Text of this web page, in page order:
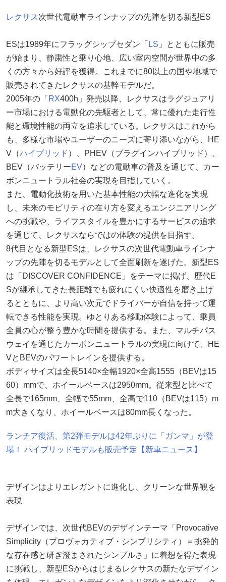
レクサス 次世代電動車ラインナップの先陣を切る新型ES
ESは1989年にフラッグシップセダン「 LS 」とともに販売
が始まり、静粛性と乗り心地、広い室内空間が世界中の多
くの方々から好評を獲得。これまでに80以上の国や地域で
販売されてきたレクサスの基幹モデルだ。
2005年の「 RX400h」発売以降、レクサスはラグジュアリ
ー市場における電動化の先駆者として、常に優れた走行性
能と環境性能の両立を追求している。レクサスはこれから
も、多様な市場やユーザーのニーズに寄り添いながら、HE
V（ハイブリッド ）、PHEV（プラグインハイブリッド）、
BEV（バッテリーEV）などの電動車の普及を通じて、カー
ボンニュートラル社会の実現を目指していく。
また、電動化技術を用いた基本性能の大幅な進化を実現
し、未来のモビリティの在り方を変えるエンジニアリング
への挑戦や、ライフスタイルを豊かにするサービスの追求
を通じて、レクサスならではの体験の提供を目指す。
8代目となる新型ESは、レクサスの次世代電動車ラインナ
ップの先陣を切るモデルとして全面刷新を遂げた。新型ES
は「DISCOVER CONFIDENCE」をテーマに掲げ、歴代E
Sが継承してきた長距離でも疲れにくい快適性を磨き上げ
るとともに、より高い次元でドライバーが自信を持って運
転できる性能を実現。ゆとりある移動体験によって、乗員
全員の心が整う豊かな時間を提供する。また、マルチパス
ウェイを通じたカーボンニュートラルの実現に向けて、HE
VとBEVのパワートレインを提供する。
ボディサイズは全長5140×全幅1920×全高1555（BEVは15
60）mmで、ホイールベースは2950mm。従来型と比べて
全長で165mm、全幅で55mm、全高で110（BEVは115）m
m大きくなり、ホイールベースは80mm長くなった。
ランチア復活、第2弾モデルは42年ぶりに「ガンマ」が登
場！ ハイブリッドモデルも販売予定【新車ニュース】
デザインはよりエレガントに進化し、クリーンな世界観を
表現
デザインでは、次世代BEVのデザインテーマ「Provocative
Simplicity（プロヴォカティブ・シンプリシティ）＝挑発的
な存在感と研ぎ澄まされたシンプルさ」に着想を得た表現
に挑戦し、新型ESからはじまるレクサスの新たなデザイン